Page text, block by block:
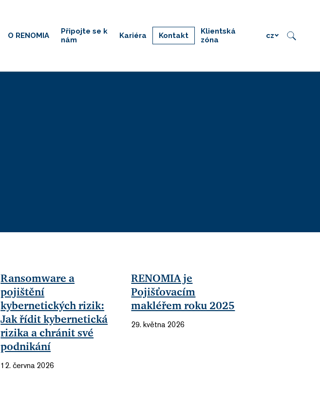
O RENOMIA
Připojte se k
nám
Kariéra Kontakt
Klientská
zóna
cz
Ransomware a
pojištění
kybernetických rizik:
Jak řídit kybernetická
rizika a chránit své
podnikání
12. června 2026
RENOMIA je
Pojišťovacím
makléřem roku 2025
29. května 2026